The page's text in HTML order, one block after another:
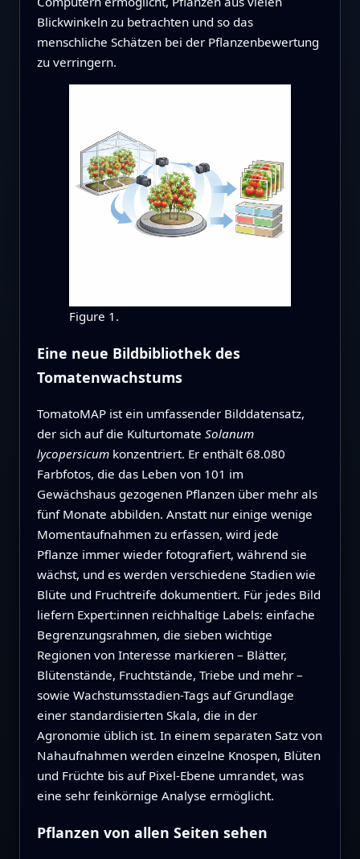
Blickwinkeln zu betrachten und so das
menschliche Schätzen bei der Pflanzenbewertung
zu verringern.
Figure 1.
Eine neue Bildbibliothek des
Tomatenwachstums
TomatoMAP ist ein umfassender Bilddatensatz,
der sich auf die Kulturtomate Solanum
lycopersicumkonzentriert. Er enthält 68.080
Farbfotos, die das Leben von 101 im
Gewächshaus gezogenen Pflanzen über mehr als
fünf Monate abbilden. Anstatt nur einige wenige
Momentaufnahmen zu erfassen, wird jede
Pflanze immer wieder fotografiert, während sie
wächst, und es werden verschiedene Stadien wie
Blüte und Fruchtreife dokumentiert. Für jedes Bild
liefern Expert:innen reichhaltige Labels: einfache
Begrenzungsrahmen, die sieben wichtige
Regionen von Interesse markieren – Blätter,
Blütenstände, Fruchtstände, Triebe und mehr –
sowie Wachstumsstadien-Tags auf Grundlage
einer standardisierten Skala, die in der
Agronomie üblich ist. In einem separaten Satz von
Nahaufnahmen werden einzelne Knospen, Blüten
und Früchte bis auf Pixel-Ebene umrandet, was
eine sehr feinkörnige Analyse ermöglicht.
Pflanzen von allen Seiten sehen